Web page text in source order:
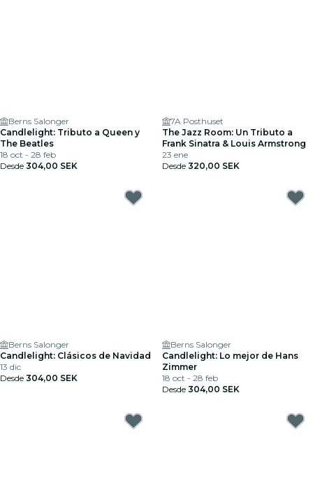
Berns Salonger
Candlelight: Tributo a Queen y
The Beatles
18 oct - 28 feb
Desde 304,00 SEK
7A Posthuset
The Jazz Room: Un Tributo a
Frank Sinatra & Louis Armstrong
23 ene
Desde 320,00 SEK
Berns Salonger
Candlelight: Clásicos de Navidad
13 dic
Desde 304,00 SEK
Berns Salonger
Candlelight: Lo mejor de Hans
Zimmer
18 oct - 28 feb
Desde 304,00 SEK